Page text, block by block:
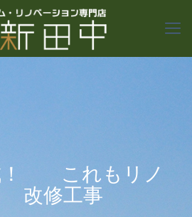
！ これもリノ
改修工事